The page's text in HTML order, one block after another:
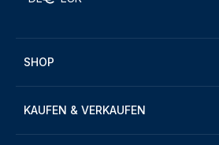
SHOP
KAUFEN & VERKAUFEN